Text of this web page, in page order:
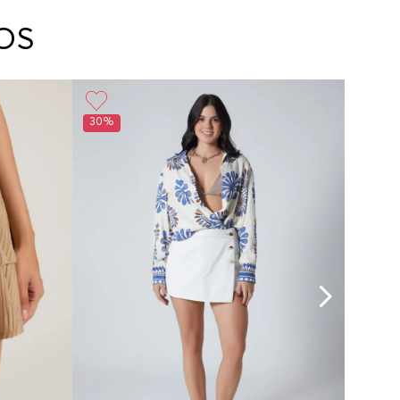
la recogida del producto en la dirección
30%